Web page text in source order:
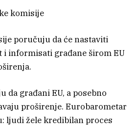
komisije
poručuju da će nastaviti
i informisati građane širom EU
da građani EU, a posebno
proširenje. Eurobarometar
ljudi žele kredibilan proces